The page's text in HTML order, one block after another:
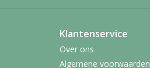
Klantenservice
Over ons
Algemene voorwaarden